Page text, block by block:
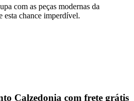
com as peças modernas da
esta chance imperdível.
Calzedonia com frete grátis